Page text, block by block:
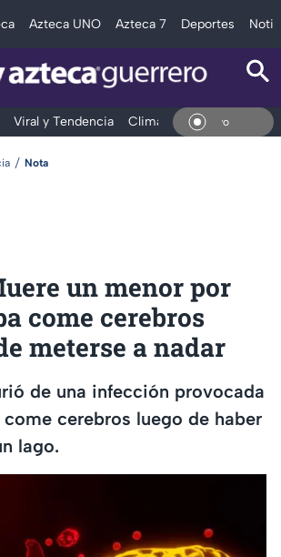
Azteca UNO Azteca 7 Deportes
Viral y Tendencia Clima Deportes En
Nota
un menor por
come cerebros
meterse a nadar
de una infección provocada
cerebros luego de haber
lago.